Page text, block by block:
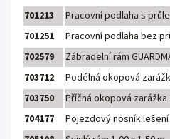
701213
Pracovní podlaha s
701251
Pracovní podlaha bez
702579
Zábradelní rám
703712
Podélná okopová
703750
Příčná okopová zarážka
704177
Pojezdový nosník lešení